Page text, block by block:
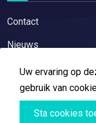
Uw ervaring op
gebruik van
Sta cookies
Contact
Nieuws
Copyright © 2026